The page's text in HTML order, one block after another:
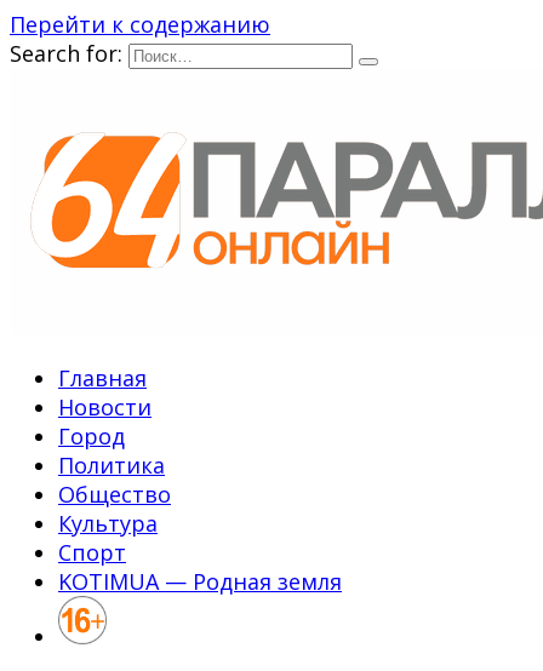
Перейти к содержанию
Search for:
Главная
Новости
Город
Политика
Общество
Культура
Спорт
KOTIMUA — Родная земля